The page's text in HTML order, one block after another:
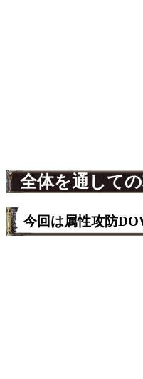
全体を通して
今回は属性攻防